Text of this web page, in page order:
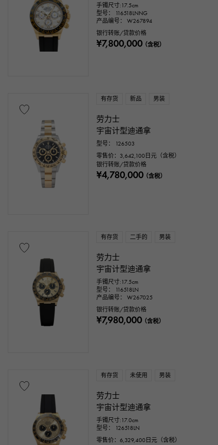
手镯尺寸:17.5cm
型号： 116518LNNG
产品编号： W267894
银行转账/贷款价格
¥7,800,000（含税）
有存货 新品 男装
劳力士
宇宙计型迪通拿
型号： 126503
零售价： 3,642,100 日元（含税）
银行转账/贷款价格
¥4,780,000（含税）
有存货 二手的 男装
劳力士
宇宙计型迪通拿
手镯尺寸:17.5cm
型号： 116518LN
产品编号： W267025
银行转账/贷款价格
¥7,980,000（含税）
有存货 未使用 男装
劳力士
宇宙计型迪通拿
手镯尺寸:17.0cm
型号： 126518LN
零售价：6,329,400 日元（含税）